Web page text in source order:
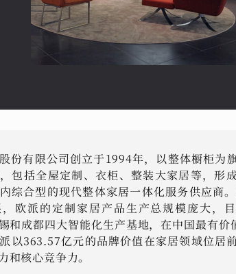
份有限公司创立于1994年，以整体橱柜为
包括全屋定制、衣柜、整装大家居等，形
综合型的现代整体家居一体化服务供应商
欧派的定制家居产品生产总规模庞大，
和成都四大智能化生产基地，在中国最有价
以363.57亿元的品牌价值在家居领域位居
和核心竞争力。